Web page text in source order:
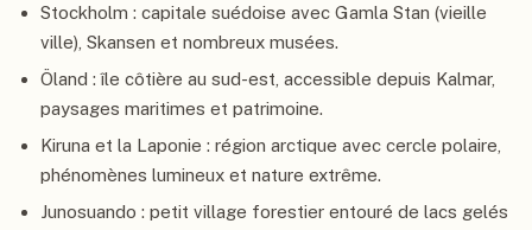
Stockholm : capitale suédoise avec Gamla Stan (vieille
ville), Skansen et nombreux musées.
Öland : île côtière au sud-est, accessible depuis Kalmar,
paysages maritimes et patrimoine.
Kiruna et la Laponie : région arctique avec cercle polaire,
phénomènes lumineux et nature extrême.
Junosuando : petit village forestier entouré de lacs gelés